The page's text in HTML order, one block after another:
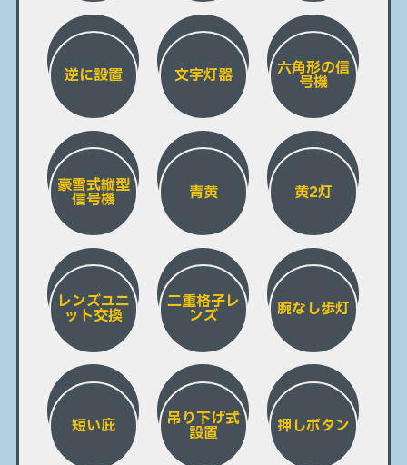
逆に設置 文字灯器 六角形の信
号機
豪雪式縦型
信号機 青黄 黄2灯
レンズユニ
ット交換
二重格子レ
ンズ 腕なし歩灯
短い庇 吊り下げ式
設置 押しボタン